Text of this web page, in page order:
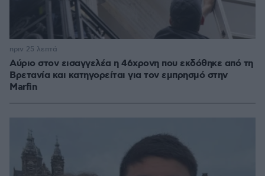
Αύριο στον εισαγγελέα η 46χρονη που εκδόθηκε από τη
Βρετανία και κατηγορείται για τον εμπρησμό στην
Marfin
πριν 25 λεπτά